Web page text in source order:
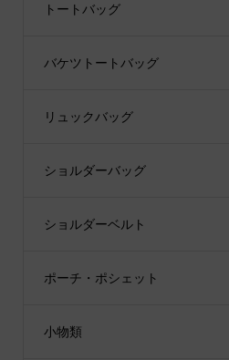
トートバッグ
バケツトートバッグ
リュックバッグ
ショルダーバッグ
ショルダーベルト
ポーチ・ポシェット
小物類